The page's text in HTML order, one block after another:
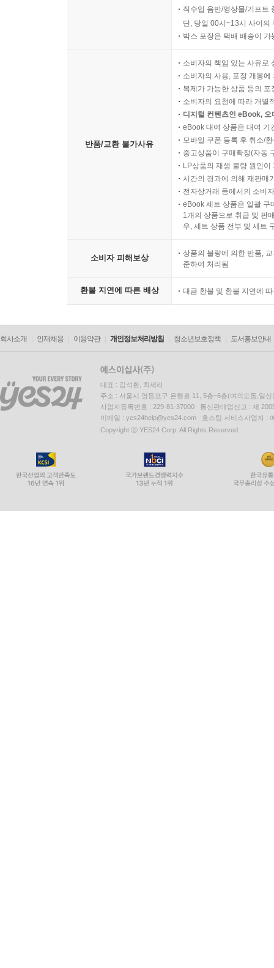
직수입 음반/영상물/기프트
단, 당일 00시~13시 사이의
박스 포장은 택배 배송이
반품/교환 불가사유
소비자의 책임 있는 사유로
소비자의 사용, 포장 개봉
복제가 가능한 상품 등의
소비자의 요청에 따라 개별
디지털 컨텐츠인 eBook,
eBook 대여 상품은 대여 기
모바일 쿠폰 등록 후 취소/
중고상품이 구매확정(자동
LP상품의 재생 불량 원인
시간의 경과에 의해 재판매
전자상거래 등에서의 소비
eBook 세트 상품은 일괄 구
1개의 상품으로 취급 및 판
우, 세트 상품 전부 및 세트
소비자 피해보상
상품의 불량에 의한 반품,
준하여 처리됨
환불 지연에 따른 배상 대금 환불 및 환불 지연에
회사소개 인재채용 이용약관 개인정보처리방침 청소년보호정책 도서홍보안내
대표 : 김석환, 최세라
주소 : 서울시 영등포구 은행로 11, 5층~6층(여의도동,일신
사업자등록번호 : 229-81-37000 통신판매업신고 : 제
이메일 : yes24help@yes24.com 호스팅 서비스사업자 :
Copyright ⓒ YES24 Corp. All Rights Reserved.